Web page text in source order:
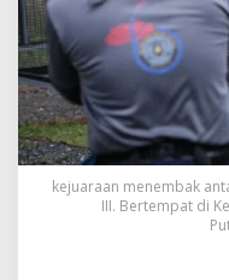
l
a
d
i
K
e
j
u
a
kejuaraan menembak
III. Bertempat di